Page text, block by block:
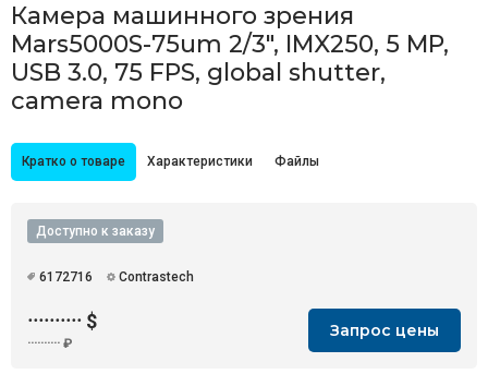
Камера машинного зрения
Mars5000S-75um 2/3", IMX250, 5 MP,
USB 3.0, 75 FPS, global shutter,
camera mono
Кратко о товаре Характеристики Файлы
Доступно к заказу
6172716 Contrastech
·········· $
·········· ₽
Запрос цены